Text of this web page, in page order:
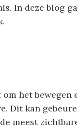
In deze blog
het bewegen
Dit kan
meest